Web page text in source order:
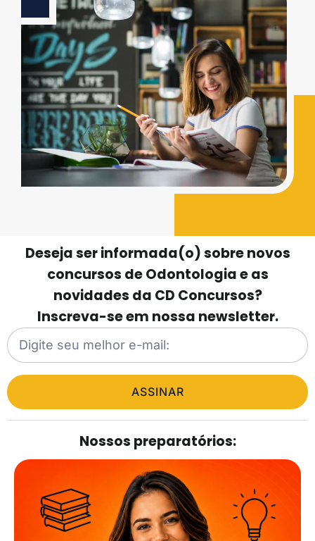
Deseja ser informada(o) sobre novos
concursos de Odontologia e as
novidades da CD Concursos?
Inscreva-se em nossa newsletter.
ASSINAR
Nossos preparatórios: